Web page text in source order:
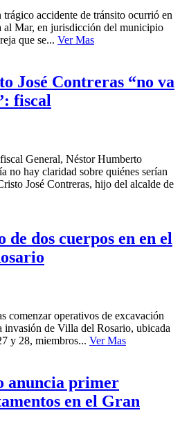
accidente de tránsito ocurrió en
al Mar, en jurisdicción del municipio
que se... Ver Mas
José Contreras “no va
fiscal
General, Néstor Humberto
no hay claridad sobre quiénes serían
José Contreras, hijo del alcalde de
dos cuerpos en en el
operativos de excavación
invasión de Villa del Rosario, ubicada
y 28, miembros... Ver Mas
anuncia primer
en el Gran